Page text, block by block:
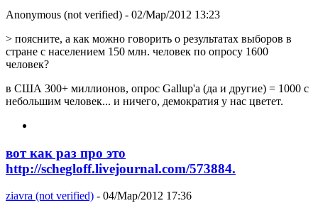
Anonymous (not verified) - 02/Мар/2012 13:23
> поясните, а как можно говорить о результатах выборов в
стране с населением 150 млн. человек по опросу 1600
человек?
в США 300+ миллионов, опрос Gallup'а (да и другие) = 1000 с
небольшим человек... и ничего, демократия у нас цветет.
вот как раз про это
http://schegloff.livejournal.com/573884.
ziavra (not verified) - 04/Мар/2012 17:36